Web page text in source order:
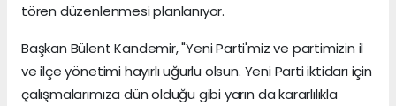
tören düzenlenmesi planlanıyor.
Başkan Bülent Kandemir, "Yeni Parti'miz ve partimizin il
ve ilçe yönetimi hayırlı uğurlu olsun. Yeni Parti iktidarı için
çalışmalarımıza dün olduğu gibi yarın da kararlılıkla